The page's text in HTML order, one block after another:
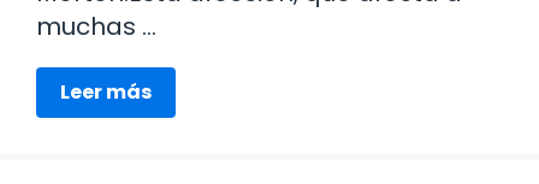
muchas …
Leer más